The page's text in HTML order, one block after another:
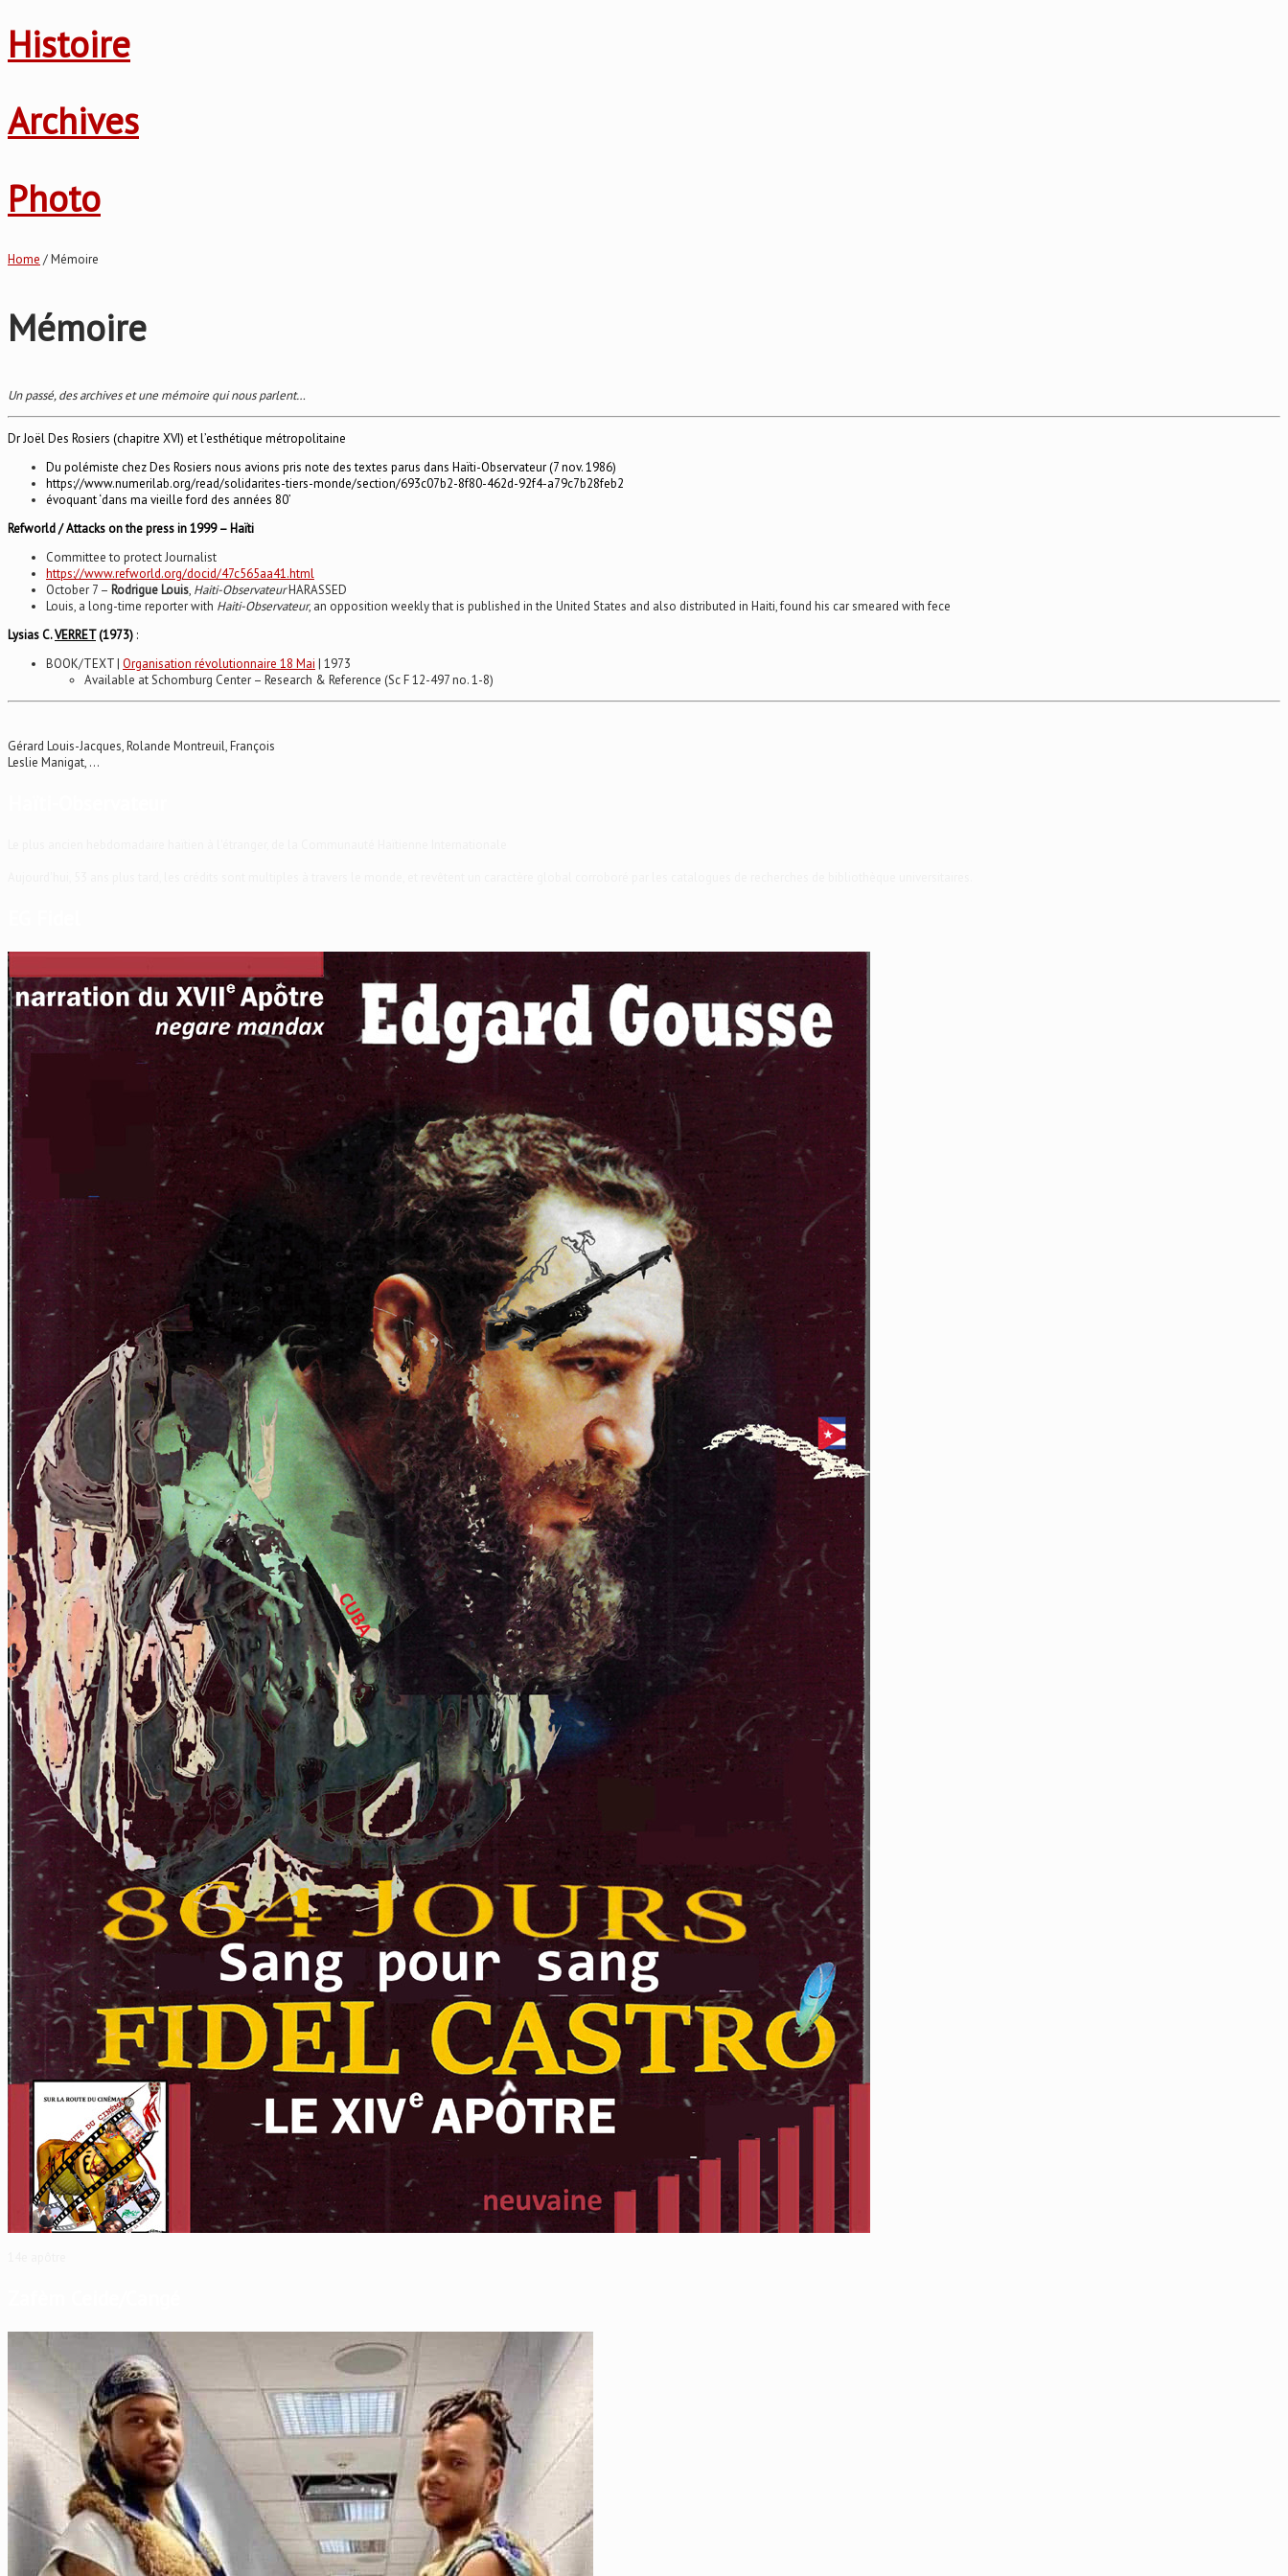
Histoire
Archives
Photo
Home / Mémoire
Mémoire
Un passé, des archives et une mémoire qui nous parlent…
Dr Joël Des Rosiers (chapitre XVI) et l’esthétique métropolitaine
Du polémiste chez Des Rosiers nous avions pris note des textes parus dans Haïti-Observateur(7 nov. 1986)
https://www.numerilab.org/read/solidarites-tiers-monde/section/693c07b2-8f80-462d-92f4-a79c7b28feb2
évoquant ‘dans ma vieille ford des années 80’
Refworld / Attacks on the press in 1999 – Haïti
Committee to protect Journalist
https://www.refworld.org/docid/47c565aa41.html
October 7 – Rodrigue Louis, Haiti-ObservateurHARASSED
Louis, a long-time reporter with Haiti-Observateur, an opposition weekly that is published in the United States and also distributed in Haiti, found his car smeared with fece
Lysias C.VERRET(1973) :
BOOK/TEXT| Organisation révolutionnaire 18 Mai | 1973
Available at Schomburg Center – Research & Reference (Sc F 12-497 no. 1-8)
Gérard Louis-Jacques, Rolande Montreuil, François
Leslie Manigat, …